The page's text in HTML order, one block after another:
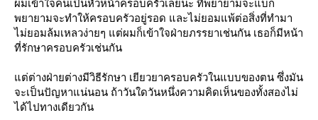
พยายามจะทำให้ครอบครัวอยู่รอด และไม่ยอมแพ้ต่อสิ่งที่ทำมา
ไม่ยอมล้มเหลวง่ายๆ แต่ผมก็เข้าใจฝ่ายภรรยาเช่นกัน เธอก็มีหน้า
ที่รักษาครอบครัวเช่นกัน
ต่ต่างฝ่ายต่างมีวิธีรักษา เยียวยาครอบครัวในแบบของตน ซึ่งมัน
จะเป็นปัญหาแน่นอน ถ้าวันใดวันหนึ่งความคิดเห็นของทั้งสองไม่
ได้ไปทางเดียวกัน